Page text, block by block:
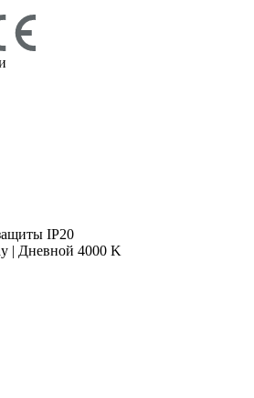
IP20
| Дневной 4000 K